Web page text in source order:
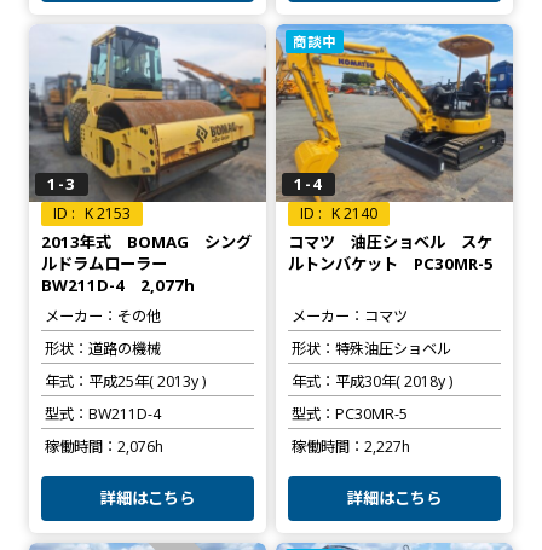
1-3
K 2153
2013年式 BOMAG シング
ルドラムローラー
BW211D-4 2,077h
メーカー
その他
形状
道路の機械
年式
平成25年( 2013y )
型式
BW211D-4
稼働時間
2,076h
詳細はこちら
商談中
1-4
K 2140
コマツ 油圧ショベル スケ
ルトンバケット PC30MR-5
メーカー
コマツ
形状
特殊油圧ショベル
年式
平成30年( 2018y )
型式
PC30MR-5
稼働時間
2,227h
詳細はこちら